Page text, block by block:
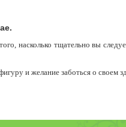
насколько тщательно вы
и желание заботься о своем